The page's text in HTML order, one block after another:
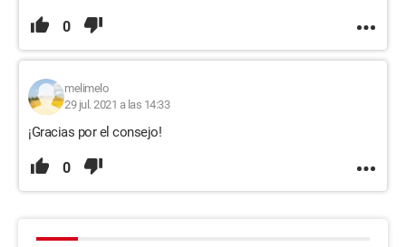
0
melimelo
29 jul. 2021 a las 14:33
¡Gracias por el consejo!
0